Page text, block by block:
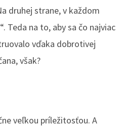
druhej strane, v každom
Teda na to, aby sa čo najviac
vďaka dobrotivej
však?
veľkou príležitosťou. A